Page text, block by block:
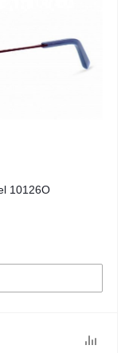
10126O